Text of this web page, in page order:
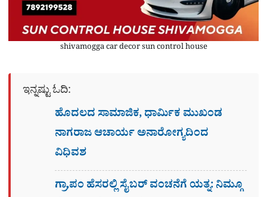
shivamogga car decor sun control house
ಇನ್ನಷ್ಟು ಓದಿ:
ಹೊದಲದ ಸಾಮಾಜಿಕ, ಧಾರ್ಮಿಕ ಮುಖಂಡ
ನಾಗರಾಜ ಆಚಾರ್ಯ ಅನಾರೋಗ್ಯದಿಂದ
ವಿಧಿವಶ
ಗ್ರಾ,ಪಂ ಹೆಸರಲ್ಲಿ ಸೈಬ‌ರ್ ವಂಚನೆಗೆ ಯತ್ನ: ನಿಮ್ಗೂ